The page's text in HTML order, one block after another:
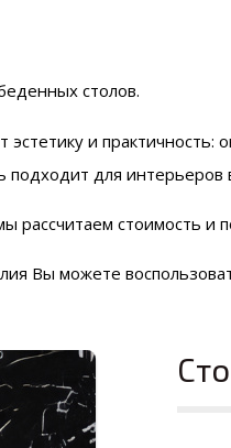
столов.
эстетику и
подходит для
рассчитаем стоимость
Вы можете